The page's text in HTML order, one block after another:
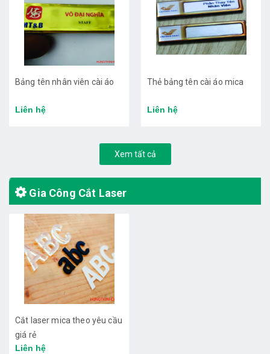
Bảng tên nhân viên cài áo
Liên hệ
Thẻ bảng tên cài áo mica
Liên hệ
Xem tất cả
Gia Công Cắt Laser
Cắt laser mica theo yêu cầu
giá rẻ
Liên hệ